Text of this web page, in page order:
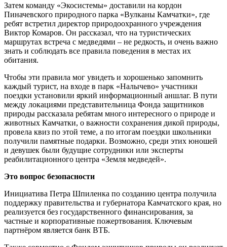
Затем команду «Экосистемы» доставили на кордон
Пиначевского природного парка «Вулканы Камчатки», где
ребят встретил директор природоохранного учреждения
Виктор Комаров. Он рассказал, что на туристических
маршрутах встреча с медведями – не редкость, и очень важно
знать и соблюдать все правила поведения в местах их
обитания.
Чтобы эти правила мог увидеть и хорошенько запомнить
каждый турист, на входе в парк «Налычево» участники
поездки установили яркий информационный аншлаг. В пути
между локациями представительница Фонда защитников
природы рассказала ребятам много интересного о природе и
животных Камчатки, о важности сохранения дикой природы,
провела квиз по этой теме, а по итогам поездки школьники
получили памятные подарки. Возможно, среди этих юношей
и девушек были будущие сотрудники или эксперты
реабилитационного центра «Земля медведей».
Это вопрос безопасности
Инициатива Петра Шпиленка по созданию центра получила
поддержку правительства и губернатора Камчатского края, но
реализуется без государственного финансирования, за
частные и корпоративные пожертвования. Ключевым
партнёром является банк ВТБ.